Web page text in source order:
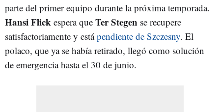
parte del primer equipo durante la próxima temporada.
Hansi Flick espera que Ter Stegen se recupere
satisfactoriamente y estápendiente de Szczesny. El
polaco, que ya se había retirado, llegó como solución
de emergencia hasta el 30 de junio.